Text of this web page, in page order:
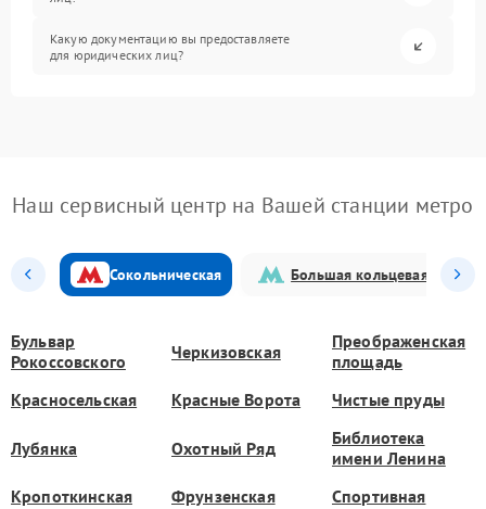
Какую документацию вы предоставляете
для юридических лиц?
Наш сервисный центр на Вашей станции метро
Сокольническая Большая кольцевая
Бульвар
Рокоссовского
Черкизовская
Преображенская
площадь
Красносельская
Красные Ворота Чистые пруды
Лубянка Охотный Ряд
Библиотека
имени Ленина
Кропоткинская
Фрунзенская
Спортивная